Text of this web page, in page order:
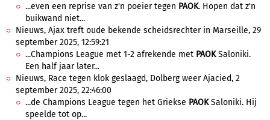
...even een reprise van z'n poeier tegen PAOK. Hopen dat z'n
buikwand niet...
Nieuws, Ajax treft oude bekende scheidsrechter in Marseille, 29
september 2025, 12:59:21
...Champions League met 1-2 afrekende met PAOKSaloniki.
Een half jaar later...
Nieuws, Race tegen klok geslaagd, Dolberg weer Ajacied, 2
september 2025, 22:46:00
...de Champions League tegen het Griekse PAOKSaloniki. Hij
speelde tot op...